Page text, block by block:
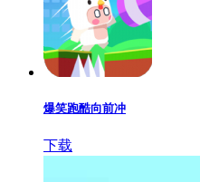
爆笑跑酷向前冲
下载